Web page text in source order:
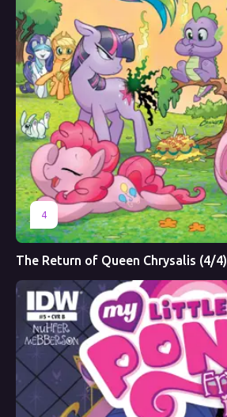
4
The Return of Queen Chrysalis (4/4)